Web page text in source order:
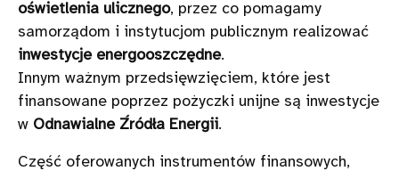
oświetlenia ulicznego, przez co pomagamy
samorządom i instytucjom publicznym realizować
inwestycje energooszczędne.
Innym ważnym przedsięwzięciem, które jest
finansowane poprzez pożyczki unijne są inwestycje
w Odnawialne Źródła Energii.
Część oferowanych instrumentów finansowych,